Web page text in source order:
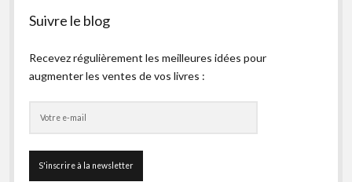
Suivre le blog
Recevez régulièrement les meilleures idées pour
augmenter les ventes de vos livres :